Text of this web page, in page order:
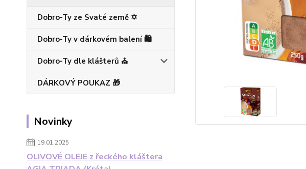
Dobro-Ty ze Svaté země ✡️
Dobro-Ty v dárkovém balení 🛍️
Dobro-Ty dle klášterů ⛪
DÁRKOVÝ POUKAZ 🎁
Novinky
19.01.2025
OLIVOVÉ OLEJE z řeckého kláštera